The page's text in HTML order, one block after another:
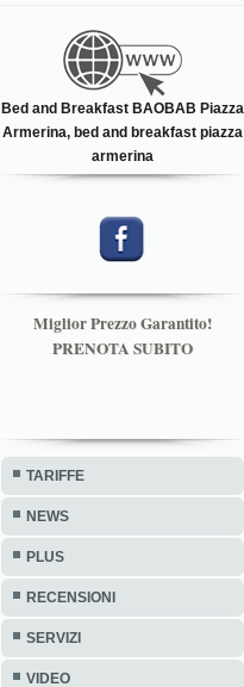
Bed and Breakfast BAOBAB Piazza
Armerina, bed and breakfast piazza
armerina
Miglior Prezzo Garantito!
PRENOTA SUBITO
TARIFFE
NEWS
PLUS
RECENSIONI
SERVIZI
VIDEO